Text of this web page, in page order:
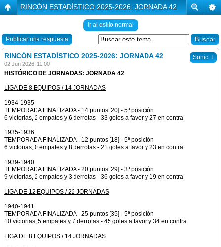
RINCÓN ESTADÍSTICO 2025-2026: JORNADA 42
Ir al estilo normal
Publicar una respuesta
Sonic ↓
RINCÓN ESTADÍSTICO 2025-2026: JORNADA 42
02 Jun 2026, 11:00
HISTÓRICO DE JORNADAS: JORNADA 42
LIGA DE 8 EQUIPOS / 14 JORNADAS
1934-1935
TEMPORADA FINALIZADA - 14 puntos [20] - 5ª posición
6 victorias, 2 empates y 6 derrotas - 33 goles a favor y 27 en contra
1935-1936
TEMPORADA FINALIZADA - 12 puntos [18] - 5ª posición
6 victorias, 0 empates y 8 derrotas - 21 goles a favor y 23 en contra
1939-1940
TEMPORADA FINALIZADA - 20 puntos [29] - 3ª posición
9 victorias, 2 empates y 3 derrotas - 36 goles a favor y 19 en contra
LIGA DE 12 EQUIPOS / 22 JORNADAS
1940-1941
TEMPORADA FINALIZADA - 25 puntos [35] - 5ª posición
10 victorias, 5 empates y 7 derrotas - 45 goles a favor y 34 en contra
LIGA DE 8 EQUIPOS / 14 JORNADAS